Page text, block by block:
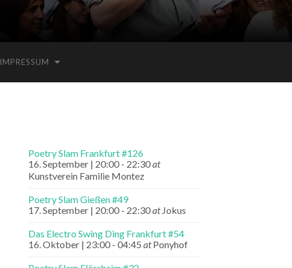
IMPRESSUM
Poetry Slam Frankfurt #126
16. September | 20:00 - 22:30at
Kunstverein Familie Montez
Poetry Slam Gießen #49
17. September | 20:00 - 22:30at Jokus
Das Electro Swing Ding Frankfurt #54
16. Oktober | 23:00 - 04:45 atPonyhof